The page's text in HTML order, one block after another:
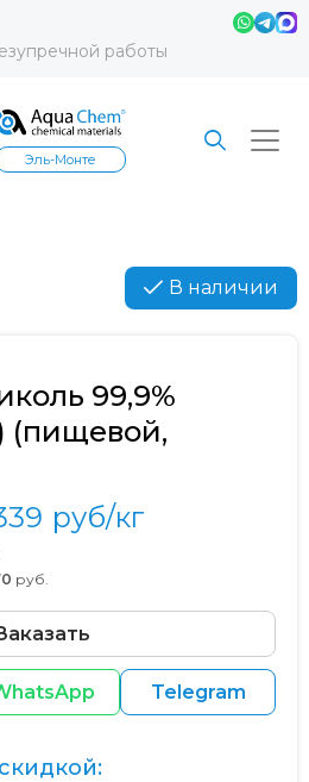
работы
Эль-Монте
В наличии
99,9%
(пищевой,
руб/кг
руб.
Telegram